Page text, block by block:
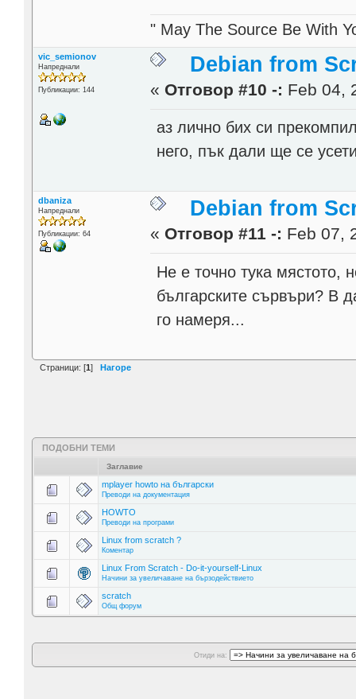
" May The Source Be With
vic_semionov
Напреднали
Публикации: 144
Debian from
« Отговор #10 -: Feb 04,
аз лично бих си
него, пък дали ще се
dbaniza
Напреднали
Публикации: 64
Debian from
« Отговор #11 -: Feb 07,
Не е точно тука мястото,
българските сървъри? В
го намеря...
Страници: [1] Нагоре
ПОДОБНИ ТЕМИ
Заглавие
mplayer howto на български
Преводи на документация
HOWTO
Преводи на програми
Linux from scratch ?
Коментар
Linux From Scratch - Do-it-yourself-Linux
Начини за увеличаване на бързодействието
scratch
Общ форум
Отиди на: